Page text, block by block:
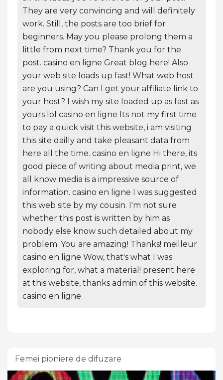
They are very convincing and will definitely
work. Still, the posts are too brief for
beginners. May you please prolong them a
little from next time? Thank you for the
post. casino en ligne Great blog here! Also
your web site loads up fast! What web host
are you using? Can I get your affiliate link to
your host? I wish my site loaded up as fast as
yours lol casino en ligne Its not my first time
to pay a quick visit this website, i am visiting
this site dailly and take pleasant data from
here all the time. casino en ligne Hi there, its
good piece of writing about media print, we
all know media is a impressive source of
information. casino en ligne I was suggested
this web site by my cousin. I'm not sure
whether this post is written by him as
nobody else know such detailed about my
problem. You are amazing! Thanks! meilleur
casino en ligne Wow, that's what I was
exploring for, what a material! present here
at this website, thanks admin of this website.
casino en ligne
Femei pioniere de difuzare